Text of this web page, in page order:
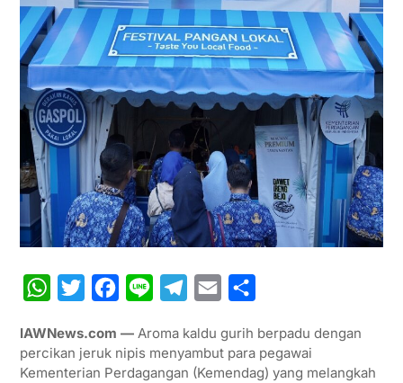
W
a
t
i
t
e
n
e
l
e
a
i
a
r
IAWNews.com —Aroma kaldu gurih berpadu dengan
percikan jeruk nipis menyambut para pegawai
Kementerian Perdagangan (Kemendag) yang melangkah